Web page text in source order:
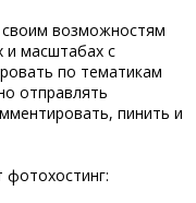
своим возможностям
и масштабах с
по тематикам
отправлять
пинить и